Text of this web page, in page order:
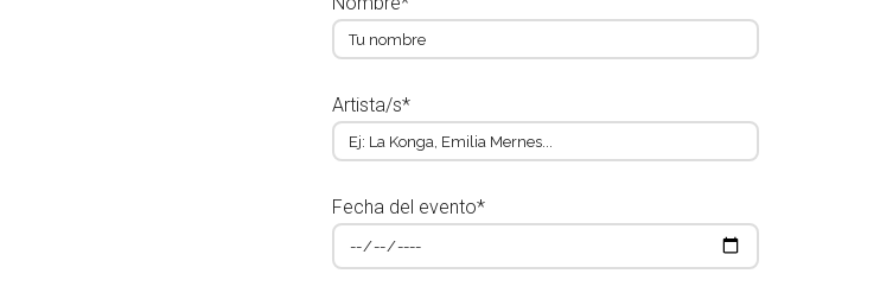
Artista/s*
Fecha del evento*